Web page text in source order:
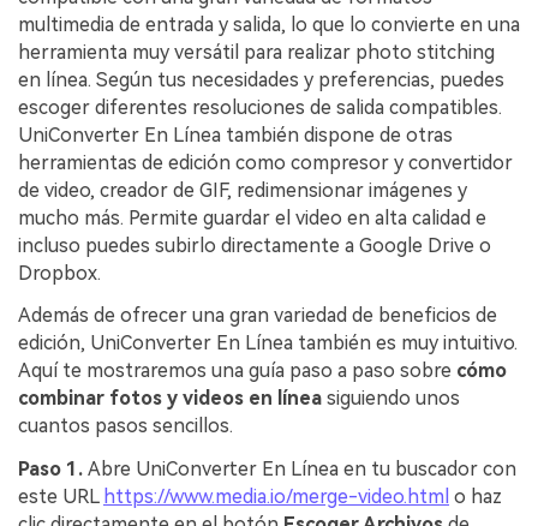
multimedia de entrada y salida, lo que lo convierte en una
herramienta muy versátil para realizar photo stitching
en línea. Según tus necesidades y preferencias, puedes
escoger diferentes resoluciones de salida compatibles.
UniConverter En Línea también dispone de otras
herramientas de edición como compresor y convertidor
de video, creador de GIF, redimensionar imágenes y
mucho más. Permite guardar el video en alta calidad e
incluso puedes subirlo directamente a Google Drive o
Dropbox.
Además de ofrecer una gran variedad de beneficios de
edición, UniConverter En Línea también es muy intuitivo.
Aquí te mostraremos una guía paso a paso sobre cómo
combinar fotos y videos en línea siguiendo unos
cuantos pasos sencillos.
Paso 1. Abre UniConverter En Línea en tu buscador con
este URL https://www.media.io/merge-video.html o haz